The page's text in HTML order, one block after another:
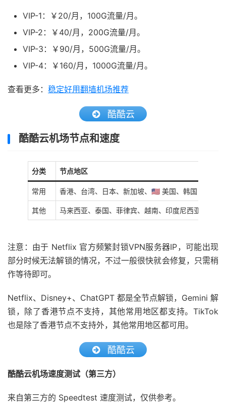
VIP-1：￥20/月，100G流量/月。
VIP-2：￥40/月，200G流量/月。
VIP-3：￥90/月，500G流量/月。
VIP-4：￥160/月，1000G流量/月。
查看更多： 稳定好用翻墙机场推荐
酷酷云
酷酷云机场节点和速度
分类 节点地区
常用 香港、台湾、日本、新加坡、🇺🇸 美国、韩国
其他 马来西亚、泰国、菲律宾、越南、印度尼西亚、英
注意：由于 Netflix 官方频繁封锁VPN服务器IP，可能出现
部分时候无法解锁的情况，不过一般很快就会修复，只需稍
作等待即可。
Netflix、Disney+、ChatGPT 都是全节点解锁，Gemini 解
锁，除了香港节点不支持，其他常用地区都支持。TikTok
也是除了香港节点不支持外，其他常用地区都可用。
酷酷云
酷酷云机场速度测试（第三方）
来自第三方的 Speedtest 速度测试，仅供参考。